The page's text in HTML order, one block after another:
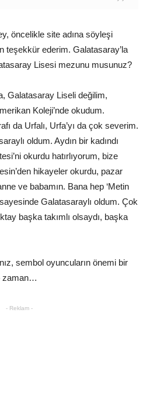
öncelikle site adına söyleşi
teşekkür ederim. Galatasaray’la
Lisesi mezunu musunuz?
Galatasaray Liseli değilim,
Koleji’nde okudum.
da Urfalı, Urfa’yı da çok severim.
oldum. Aydın bir kadındı
okurdu hatırlıyorum, bize
hikayeler okurdu, pazar
ve babamın. Bana hep ‘Metin
Galatasaraylı oldum. Çok
başka takımlı olsaydı, başka
sembol oyuncuların önemi bir
zaman…
- Reklam -